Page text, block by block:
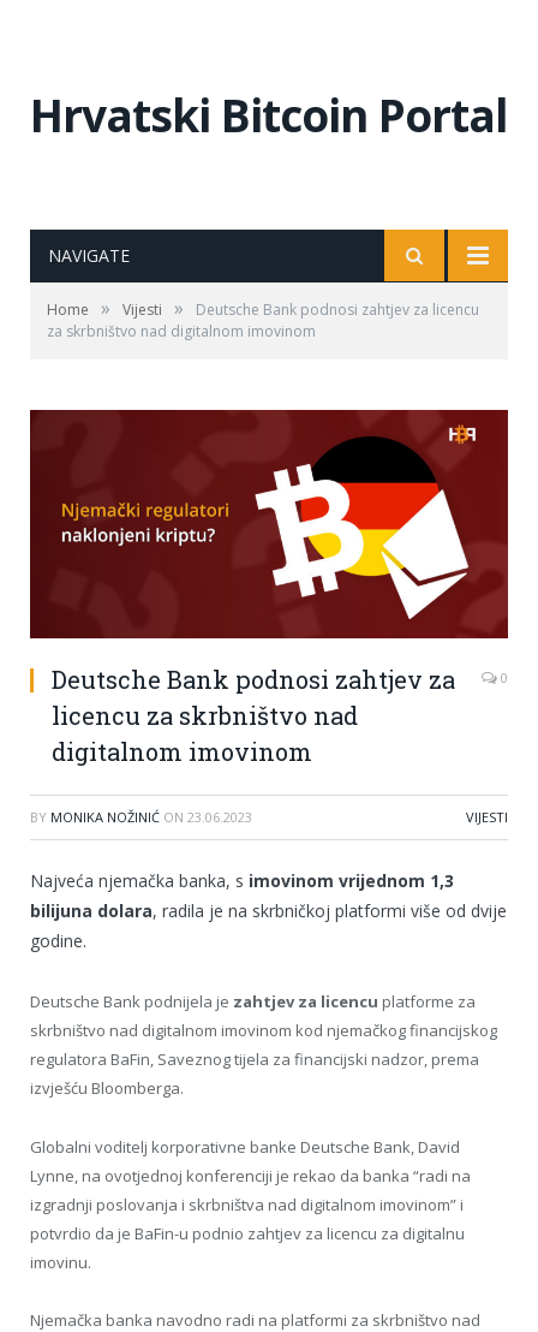
Hrvatski Bitcoin Portal
NAVIGATE
Home » Vijesti »
Deutsche Bank podnosi zahtjev za licencu
za skrbništvo nad digitalnom imovinom
Deutsche Bank podnosi zahtjev za
licencu za skrbništvo nad
digitalnom imovinom
0
BY MONIKA NOŽINIĆ ON 23.06.2023 VIJESTI
Najveća njemačka banka, s imovinom vrijednom 1,3
bilijuna dolara, radila je na skrbničkoj platformi više od dvije
godine.
Deutsche Bank podnijela je zahtjev za licencu platforme za
skrbništvo nad digitalnom imovinom kod njemačkog financijskog
regulatora BaFin, Saveznog tijela za financijski nadzor, prema
izvješću Bloomberga.
Globalni voditelj korporativne banke Deutsche Bank, David
Lynne, na ovotjednoj konferenciji je rekao da banka “radi na
izgradnji poslovanja i skrbništva nad digitalnom imovinom” i
potvrdio da je BaFin-u podnio zahtjev za licencu za digitalnu
imovinu.
Njemačka banka navodno radi na platformi za skrbništvo nad